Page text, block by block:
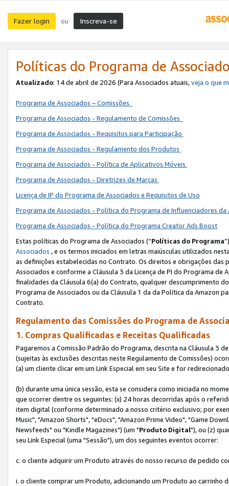
Fazer login ou Inscreva-se
Políticas do Programa de
Atualizado: 14 de abril de 2026 (Para Associados atuais,veja o que
Programa de Associados – Comissões
Programa de Associados - Regulamento de Comissões
Programa de Associados - Requisitos para Participação
Programa de Associados - Regulamento dos Produtos
Programa de Associados - Política de Aplicativos Móveis
Programa de Associados - Diretrizes de Marcas
Licença de IP do Programa de Associados e Requisitos de Uso
Programa de Associados - Política do Programa de Influenciadores
Programa de Associados - Política do Programa Creator Ads Boost
Estas políticas do Programa de Associados (“Políticas do Programa
Associados , e os termos iniciados em letras maiúsculas utilizados
as definições estabelecidas no Contrato. Os direitos e obrigações
Associados e conforme a Cláusula 3 da Licença de PI do Programa
finalidades da Cláusula 6(a) do Contrato, qualquer descumprimento
Programa de Associados ou da Cláusula 1 da da Política da Amazon
Contrato.
Regulamento das Comissões do Programa de
1. Compras Qualificadas e Receitas Qualificadas
Pagaremos a Comissão Padrão do Programa, descrita na Cláusula 3
(sujeitas às exclusões descritas neste Regulamento de Comissões)
(a) um cliente clicar em um Link Especial em seu Site e for
(b) durante uma única sessão, esta se considera como iniciada no
que ocorrer dentre os seguintes: (x) 24 horas decorridas após o
item digital (conforme determinado a nosso critério exclusivo; por
Music", "Amazon Shorts", "eDocs", "Amazon Prime Video", "Game
Newsfeeds" ou "Kindle Magazines") (um "Produto Digital"), ou (z)
seu Link Especial (uma "Sessão"), um dos seguintes eventos ocorrer:
c. o cliente adquirir um Produto através do nosso recurso de pedido
i. o cliente comprar um Produto, adicionando um Produto ao